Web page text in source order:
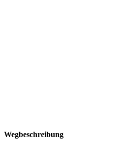
Wegbeschreibung